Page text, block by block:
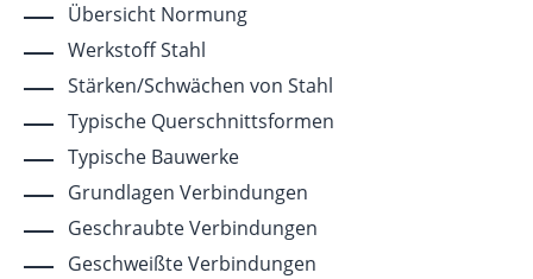
Übersicht Normung
Werkstoff Stahl
Stärken/Schwächen von Stahl
Typische Querschnittsformen
Typische Bauwerke
Grundlagen Verbindungen
Geschraubte Verbindungen
Geschweißte Verbindungen